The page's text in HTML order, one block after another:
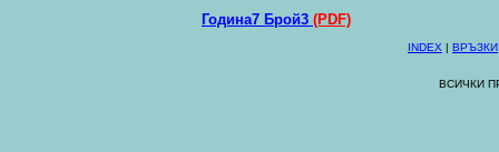
Година7 Брой3 (PDF)
INDEX | ВРЪЗКИ
ВСИЧКИ